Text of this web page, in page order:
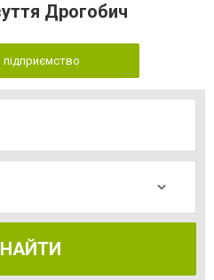
Дрогобич